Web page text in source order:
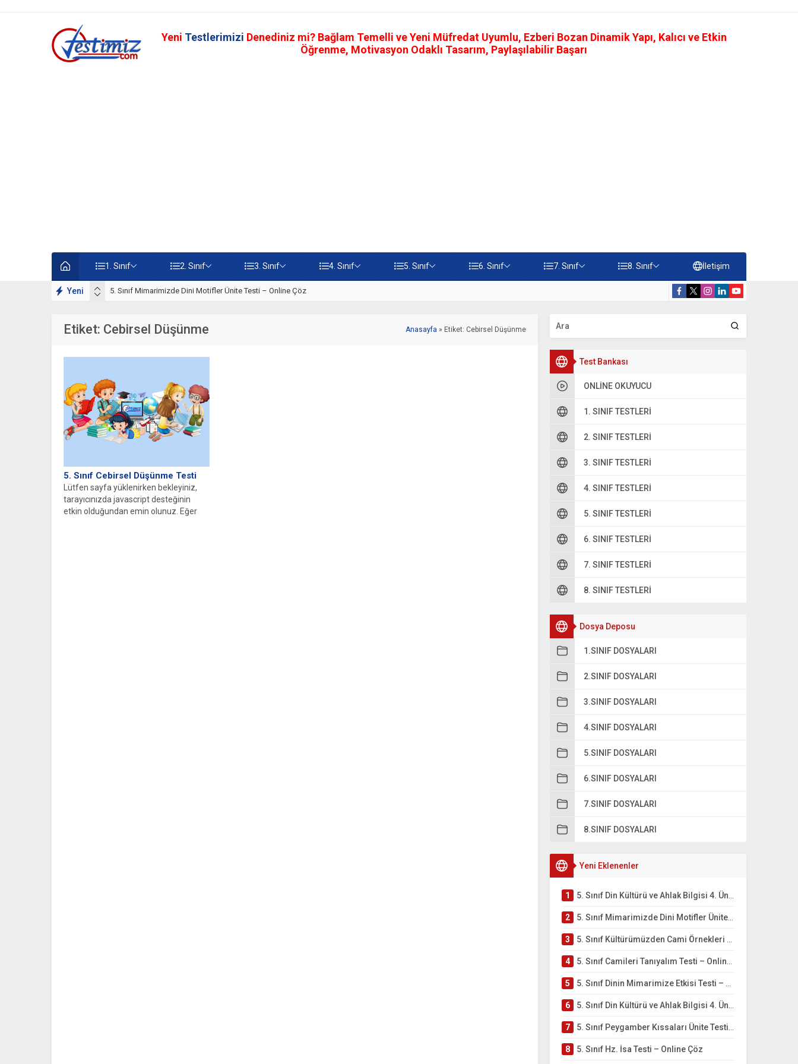
Yeni Testlerimizi Denediniz mi? Bağlam Temelli ve Yeni Müfredat Uyumlu, Ezberi Bozan Dinamik Yapı, Kalıcı ve Etkin
Öğrenme, Motivasyon Odaklı Tasarım, Paylaşılabilir Başarı
1. Sınıf 2. Sınıf 3. Sınıf 4. Sınıf 5. Sınıf 6. Sınıf 7. Sınıf 8. Sınıf İletişim
Yeni
Çalışmaları 5. Sınıf Mimarimizde Dini Motifler Ünite Testi – Online Çöz
Test Bankası
ONLINE OKUYUCU
1. SINIF TESTLERI
2. SINIF TESTLERI
3. SINIF TESTLERI
4. SINIF TESTLERI
5. SINIF TESTLERI
6. SINIF TESTLERI
7. SINIF TESTLERI
8. SINIF TESTLERI
Dosya Deposu
1.SINIF DOSYALARI
2.SINIF DOSYALARI
3.SINIF DOSYALARI
4.SINIF DOSYALARI
5.SINIF DOSYALARI
6.SINIF DOSYALARI
7.SINIF DOSYALARI
8.SINIF DOSYALARI
Yeni Eklenenler
1 5. Sınıf Din Kültürü ve Ahlak Bilgisi 4. Ünite: Mimarimizde Dini Motifler Çalışmaları
2 5. Sınıf Mimarimizde Dini Motifler Ünite Testi – Online Çöz
3 5. Sınıf Kültürümüzden Cami Örnekleri Testi – Online Çöz
4 5. Sınıf Camileri Tanıyalım Testi – Online Çöz
5 5. Sınıf Dinin Mimarimize Etkisi Testi – Online Çöz
6 5. Sınıf Din Kültürü ve Ahlak Bilgisi 4. Ünite: Peygamber Kıssaları Çalışmaları
7 5. Sınıf Peygamber Kıssaları Ünite Testi – Online Çöz
8 5. Sınıf Hz. İsa Testi – Online Çöz
Etiket: Cebirsel Düşünme Anasayfa » Etiket: Cebirsel Düşünme
5. Sınıf Cebirsel Düşünme Testi
Lütfen sayfa yüklenirken bekleyiniz,
tarayıcınızda javascript desteğinin
etkin olduğundan emin olunuz. Eğer